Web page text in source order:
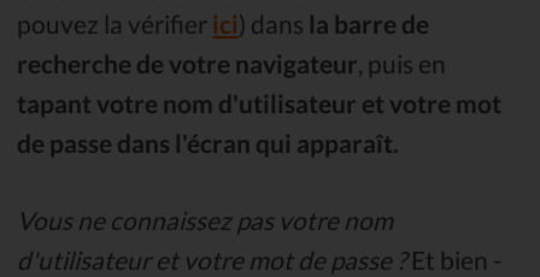
pouvez la vérifier ici) dans la barre de
recherche de votre navigateur , puis en
tapant votre nom d'utilisateur et votre mot
de passe dans l'écran qui apparaît.
Vous ne connaissez pas votre nom
d'utilisateur et votre mot de passe ?Et bien -